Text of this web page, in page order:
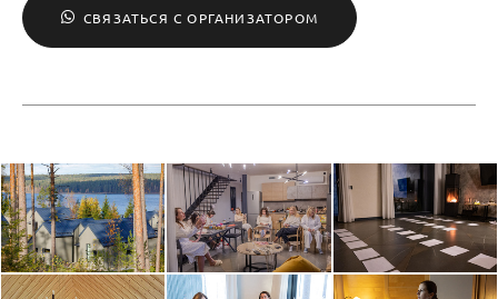
СВЯЗАТЬСЯ С ОРГАНИЗАТОРОМ